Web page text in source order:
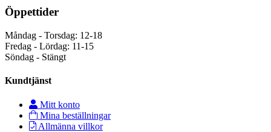
Öppettider
Måndag - Torsdag: 12-18
Fredag - Lördag: 11-15
Söndag - Stängt
Kundtjänst
Mitt konto
Mina beställningar
Allmänna villkor